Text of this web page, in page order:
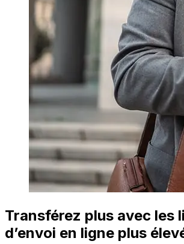
Transférez plus avec les
d’envoi en ligne plus